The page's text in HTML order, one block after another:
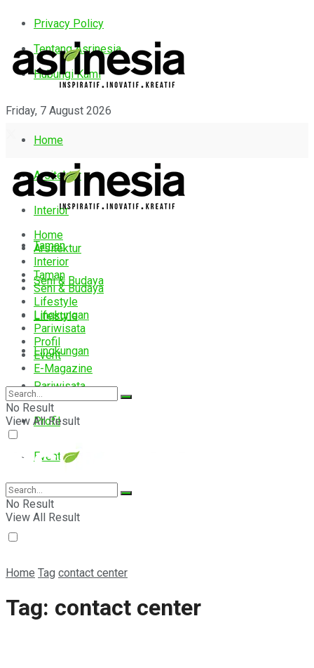
Privacy Policy
Tentang Asrinesia
Hubungi Kami
Friday, 7 August 2026
Home
Arsitektur
Interior
Taman
Seni & Budaya
Lifestyle
Lingkungan
Pariwisata
Profil
Event
E-Magazine
Home
Arsitektur
Interior
Taman
Seni & Budaya
Lifestyle
Lingkungan
Pariwisata
Profil
Event
E-Magazine
No Result
View All Result
No Result
View All Result
Home Tag contact center
Tag: contact center